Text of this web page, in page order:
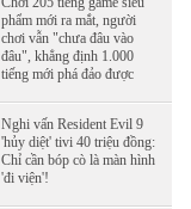
phẩm mới ra mắt, người
chơi vẫn "chưa đâu vào
đâu", khẳng định 1.000
tiếng mới phá đảo được
Nghi vấn Resident Evil 9
'hủy diệt' tivi 40 triệu đồng:
Chỉ cần bóp cò là màn hình
'đi viện'!